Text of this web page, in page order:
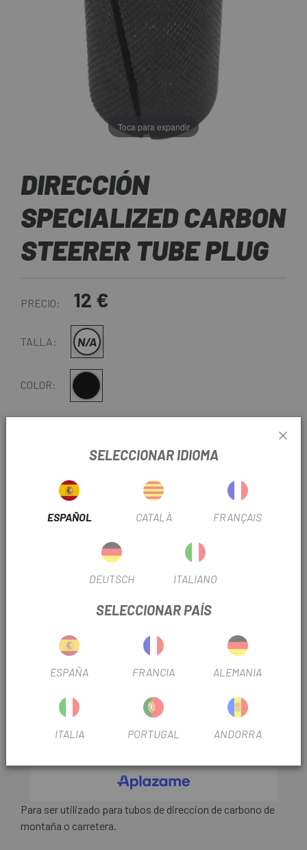
Toca para expandir
DIRECCIÓN
SPECIALIZED CARBON
STEERER TUBE PLUG
PRECIO: 12 €
TALLA: N/A
COLOR: Negro
+ AÑADIR AL CARRITO
ENTREGA EN 48 HORAS
Excepto últimas unidades o productos en liquidación.
método de envío.
DESCUENTO DEL 10% EN EL CARRITO
Para ser utilizado para tubos de direccion de carbono de
montaña o carretera.
SELECCIONAR IDIOMA
ESPAÑOL CATALÀ FRANÇAIS
DEUTSCH ITALIANO
SELECCIONAR PAÍS
ESPAÑA FRANCIA ALEMANIA
ITALIA PORTUGAL ANDORRA